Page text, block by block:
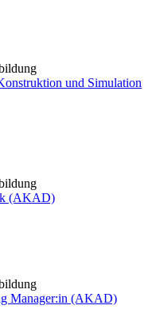
und Simulation
(AKAD)
Manager:in (AKAD)